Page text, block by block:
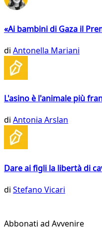
«Ai bambini di Gaza il
di Antonella Mariani
L'asino è l'animale più
di Antonia Arslan
Dare ai figli la libertà di
di Stefano Vicari
Abbonati ad Avvenire